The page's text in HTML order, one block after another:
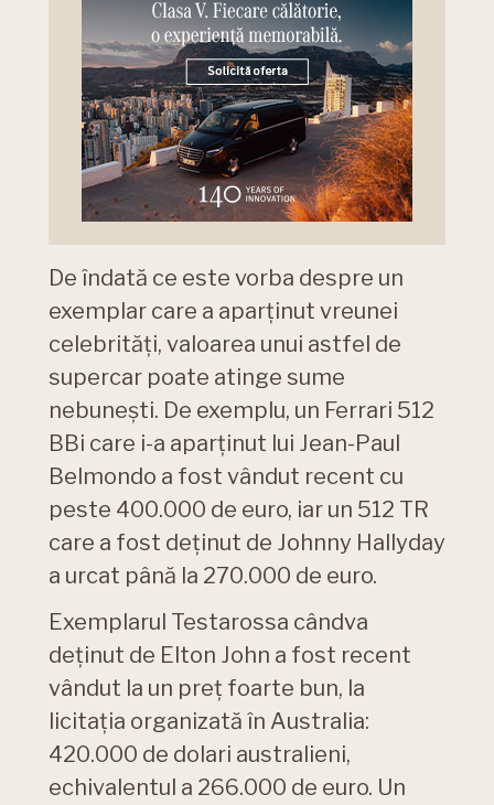
De îndată ce este vorba despre un
exemplar care a aparținut vreunei
celebrități, valoarea unui astfel de
supercar poate atinge sume
nebunești. De exemplu, un Ferrari 512
BBi care i-a aparținut lui Jean-Paul
Belmondo a fost vândut recent cu
peste 400.000 de euro, iar un 512 TR
care a fost deținut de Johnny Hallyday
a urcat până la 270.000 de euro.
Exemplarul Testarossa cândva
deținut de Elton John a fost recent
vândut la un preț foarte bun, la
licitația organizată în Australia:
420.000 de dolari australieni,
echivalentul a 266.000 de euro. Un